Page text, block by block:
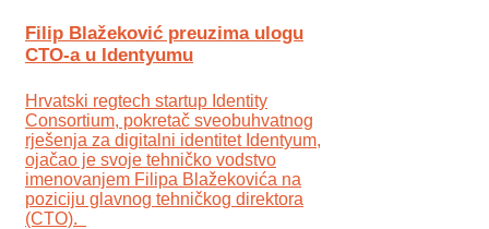
Filip Blažeković preuzima ulogu
CTO-a u Identyumu
Hrvatski regtech startup Identity
Consortium, pokretač sveobuhvatnog
rješenja za digitalni identitet Identyum,
ojаčao je svoje tehničko vodstvo
imenovanjem Filipa Blažekovića na
poziciju glavnog tehničkog direktora
(CTO).